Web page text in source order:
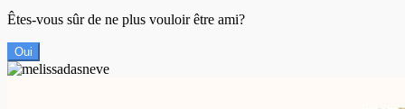
Êtes-vous sûr de ne plus vouloir être ami?
Oui